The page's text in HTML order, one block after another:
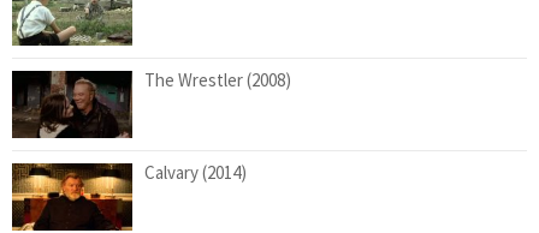
The Wrestler (2008)
Calvary (2014)